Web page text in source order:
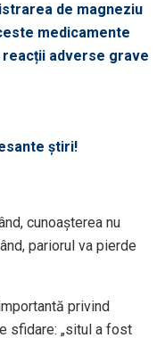
de magneziu
medicamente
adverse grave
știri!
cunoașterea nu
pariorul va pierde
privind
sfidare: „situl a fost